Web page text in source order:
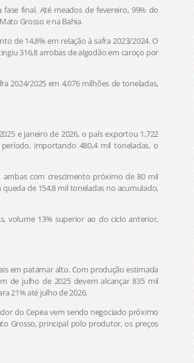
final. Até meados de fevereiro, 99% do
Grosso e na Bahia.
de 14,8% em relação à safra 2023/2024. O
316,8 arrobas de algodão em caroço por
2024/2025 em 4,076 milhões de toneladas,
e janeiro de 2026, o país exportou 1,722
importando 480,4 mil toneladas, o
com crescimento próximo de 80 mil
de 154,8 mil toneladas no acumulado,
volume 13% superior ao do ciclo anterior,
em patamar alto. Com produção estimada
de julho de 2025 devem alcançar 835 mil
21% até julho de 2026.
do Cepea vem sendo negociado próximo
Grosso, principal polo produtor, os preços